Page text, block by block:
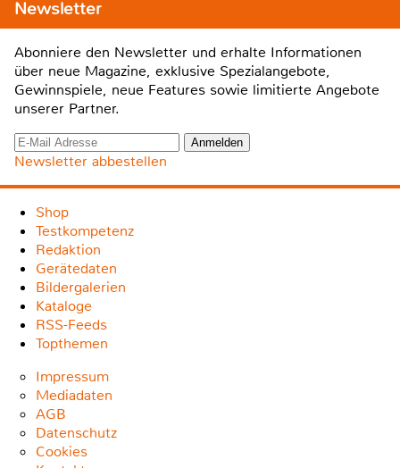
Newsletter
Abonniere den Newsletter und erhalte Informationen
über neue Magazine, exklusive Spezialangebote,
Gewinnspiele, neue Features sowie limitierte Angebote
unserer Partner.
Newsletter abbestellen
Shop
Testkompetenz
Redaktion
Gerätedaten
Bildergalerien
Kataloge
RSS-Feeds
Topthemen
Impressum
Mediadaten
AGB
Datenschutz
Cookies